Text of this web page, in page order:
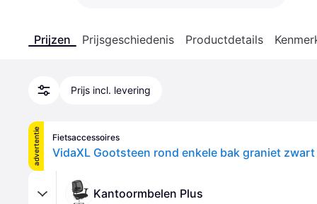
Prijzen Prijsgeschiedenis Productdetails
Prijs incl. levering
advertentie Fietsaccessoires
VidaXL Gootsteen rond enkele bak graniet zwart
Kantoormbelen Plus